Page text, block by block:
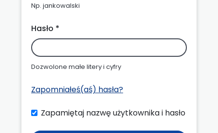
Np. jankowalski
Hasło *
Dozwolone małe litery i cyfry
Zapomniałeś(aś) hasła?
Zapamiętaj nazwę użytkownika i hasło